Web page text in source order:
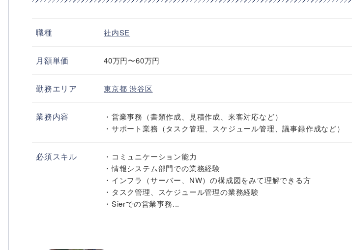
職種 社内SE
月額単価 40万円〜60万円
勤務エリア 東京都渋谷区
業務内容
・営業事務（書類作成、見積作成、来客対応など）
・サポート業務（タスク管理、スケジュール管理、議事録作成など）
必須スキル
・コミュニケーション能力
・情報システム部門での業務経験
・インフラ（サーバー、NW）の構成図をみて理解できる方
・タスク管理、スケジュール管理の業務経験
・Sierでの営業事務...